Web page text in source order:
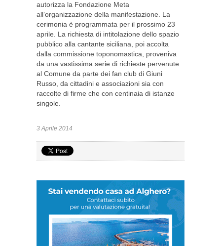
autorizza la Fondazione Meta
all’organizzazione della manifestazione. La
cerimonia è programmata per il prossimo 23
aprile. La richiesta di intitolazione dello spazio
pubblico alla cantante siciliana, poi accolta
dalla commissione toponomastica, proveniva
da una vastissima serie di richieste pervenute
al Comune da parte dei fan club di Giuni
Russo, da cittadini e associazioni sia con
raccolte di firme che con centinaia di istanze
singole.
3 Aprile 2014